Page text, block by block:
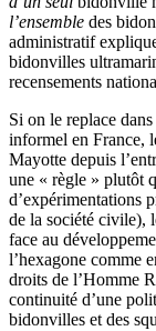
l’ensemble des
administratif
bidonvilles
recensements
Si on le replace
informel en France,
Mayotte depuis
une « règle » plutôt
d’expérimentations
de la société civile),
face au
l’hexagone comme
droits de l’Homme
continuité d’une
bidonvilles et des